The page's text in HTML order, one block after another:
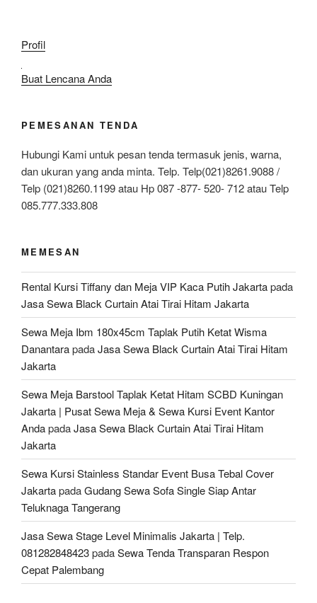
Profil
Buat Lencana Anda
PEMESANAN TENDA
Hubungi Kami untuk pesan tenda termasuk jenis, warna,
dan ukuran yang anda minta. Telp. Telp(021)8261.9088 /
Telp (021)8260.1199 atau Hp 087 -877- 520- 712 atau Telp
085.777.333.808
MEMESAN
Rental Kursi Tiffany dan Meja VIP Kaca Putih Jakartapada
Jasa Sewa Black Curtain Atai Tirai Hitam Jakarta
Sewa Meja Ibm 180x45cm Taplak Putih Ketat Wisma
DanantarapadaJasa Sewa Black Curtain Atai Tirai Hitam
Jakarta
Sewa Meja Barstool Taplak Ketat Hitam SCBD Kuningan
Jakarta | Pusat Sewa Meja & Sewa Kursi Event Kantor
AndapadaJasa Sewa Black Curtain Atai Tirai Hitam
Jakarta
Sewa Kursi Stainless Standar Event Busa Tebal Cover
JakartapadaGudang Sewa Sofa Single Siap Antar
Teluknaga Tangerang
Jasa Sewa Stage Level Minimalis Jakarta | Telp.
081282848423padaSewa Tenda Transparan Respon
Cepat Palembang